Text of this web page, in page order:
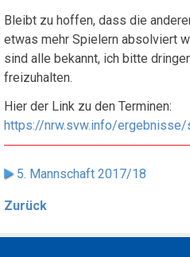
Bleibt zu hoffen, dass die
etwas mehr Spielern absolviert
sind alle bekannt, ich bitte
freizuhalten.
Hier der Link zu den Terminen:
https://nrw.svw.info/
5. Mannschaft 2017/18
Zurück